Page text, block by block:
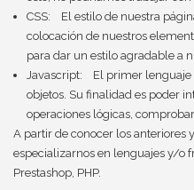
CSS: El estilo de nuestra
colocación de nuestros
para dar un estilo agradable a
Javascript: El primer lenguaje
objetos. Su finalidad es poder
operaciones lógicas,
A partir de conocer los anteriores
especializarnos en lenguajes y/o
Prestashop, PHP.